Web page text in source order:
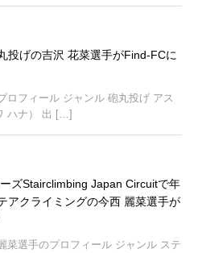
投げの吉沢 花菜選手がFind-FCに
ロフィール ジャンル 砲丸投げ アス
ハナ） 出 […]
ズStairclimbing Japan Circuitで年
アクライミングの今西 麗菜選手が
菜選手のプロフィール ジャンル ステ